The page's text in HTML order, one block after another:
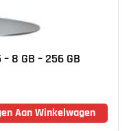
8 GB – 256 GB
Aan Winkelwagen